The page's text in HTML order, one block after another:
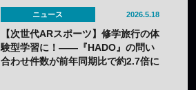
ニュース 2026.5.18
【次世代ARスポーツ】修学旅行の体
験型学習に！――『HADO』の問い
合わせ件数が前年同期比で約2.7倍に